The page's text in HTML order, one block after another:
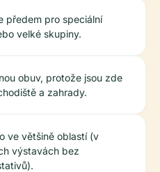
předem pro speciální
velké skupiny.
obuv, protože jsou zde
a zahrady.
ve většině oblastí (v
výstavách bez